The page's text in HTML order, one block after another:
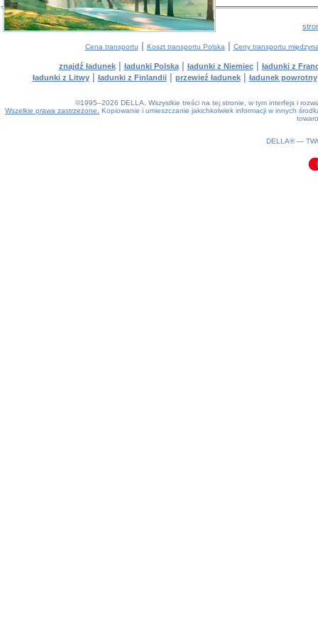
Cena transportu | Koszt transportu Polska | Ceny transportu
znajdź ładunek| ładunki Polska| ładunki z Niemiec| ładunki z
ładunki z Litwy| ładunki z Finlandii| przewieź ładunek| ładunek powrotny
©1995–2026 DELLA. Wszystkie treści na tej stronie, w tym interfejs i
Wszelkie prawa zastrzeżone.
Kopiowanie i umieszczanie jakichkolwiek informacji w innych
DELLA® —